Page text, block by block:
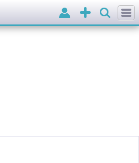
Додати
оголошення
Вхід